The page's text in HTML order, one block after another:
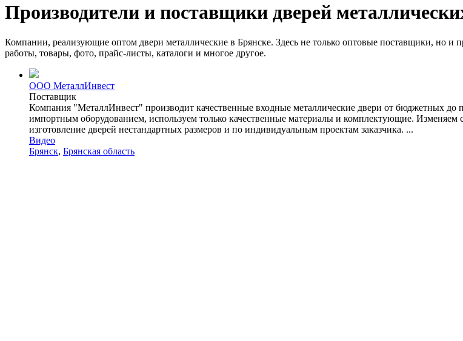
Производители и поставщики дверей
Компании, реализующие оптом двери металлические в Брянске. Здесь не только оптовые поставщики, но и
работы, товары, фото, прайс-листы, каталоги и многое другое.
ООО МеталлИнвест
Поставщик
Компания "МеталлИнвест" производит качественные входные металлические двери от бюджетных
импортным оборудованием, используем только качественные материалы и комплектующие. Изменяем
изготовление дверей нестандартных размеров и по индивидуальным проектам заказчика. ...
Видео
Брянск, Брянская область